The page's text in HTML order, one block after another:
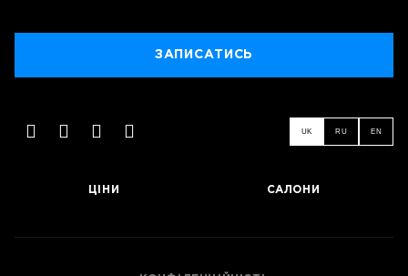
ЗАПИСАТИСЬ
UK RU EN
ЦІНИ САЛОНИ